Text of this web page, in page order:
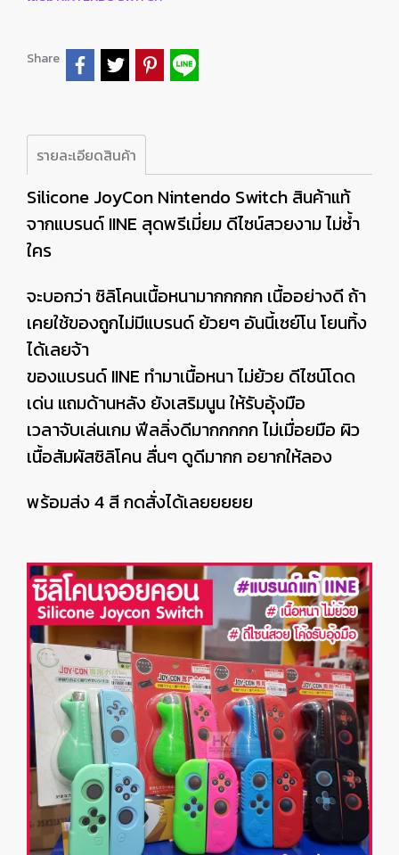
Share
รายละเอียดสินค้า
Silicone JoyCon Nintendo Switch สินค้าแท้
จากแบรนด์ IINE สุดพรีเมี่ยม ดีไซน์สวยงาม ไม่ซ้ำ
ใคร
จะบอกว่า ซิลิโคนเนื้อหนามากกกกก เนื้ออย่างดี ถ้า
เคยใช้ของถูกไม่มีแบรนด์ ย้วยๆ อันนี้เซย์โน โยนทิ้ง
ได้เลยจ้า
ของแบรนด์ IINE ทำมาเนื้อหนา ไม่ย้วย ดีไซน์โดด
เด่น แถมด้านหลัง ยังเสริมนูน ให้รับอุ้งมือ
เวลาจับเล่นเกม ฟีลลิ่งดีมากกกกก ไม่เมื่อยมือ ผิว
เนื้อสัมผัสซิลิโคน ลื่นๆ ดูดีมากก อยากให้ลอง
พร้อมส่ง 4 สี กดสั่งได้เลยยยยย